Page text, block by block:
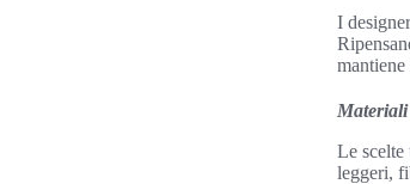
I
Materiali
Le scelte
leggeri,